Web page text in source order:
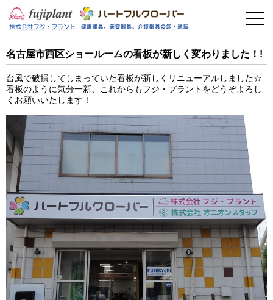
介護用品
フィットネス
名古屋市西区ショールームの看板が新しく変わりました！!
台風で破損してしまっていた看板が新しくリニューアルしました☆
看板のように気分一新、これからもフジ・プラントをどうぞよろし
くお願いいたします！